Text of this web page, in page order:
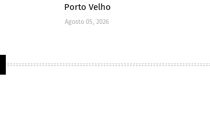
Porto Velho
Agosto 05, 2026